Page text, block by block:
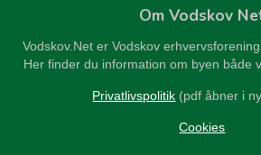
Om Vodskov
Vodskov.Net er Vodskov
Her finder du information om byen både
Privatlivspolitik (pdf åbner i
Cookies